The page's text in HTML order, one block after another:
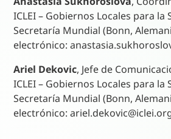
ICLEI – Gobiernos Locales para la
Secretaría Mundial (Bonn,
electrónico:
Ariel Dekovic, Jefe de
ICLEI – Gobiernos Locales para la
Secretaría Mundial (Bonn,
electrónico: